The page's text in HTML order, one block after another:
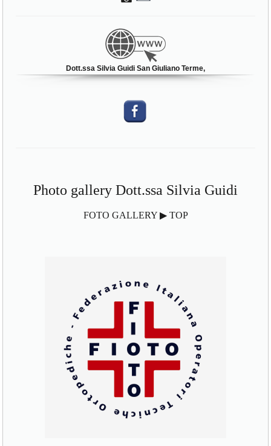
Dott.ssa Silvia Guidi San Giuliano Terme,
Photo gallery Dott.ssa Silvia Guidi
FOTO GALLERY ▶ TOP